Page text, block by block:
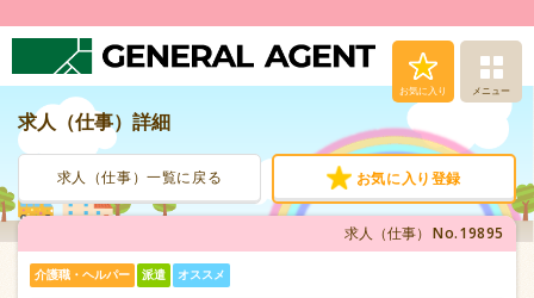
お気に入り メニュー
人材派遣サービス
転職支援サービス
求人（仕事）詳細
求人（仕事）一覧に戻る お気に入り登録
求人（仕事） No.19895
介護職・ヘルパー 派遣 オススメ